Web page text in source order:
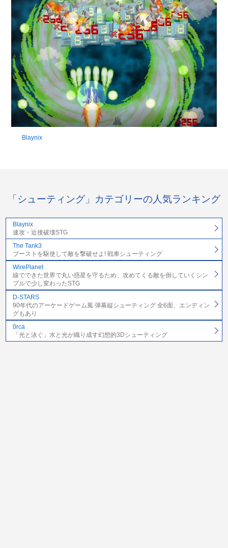
Blaynix
「シューティング」カテゴリーの人気ランキング
Blaynix
速攻・近接破壊STG
The Tank3
ブーストを駆使して敵を撃破せよ! 戦車シューティング
WirePlanet
線でできた世界で丸い惑星を守るため、攻めてくる敵を倒していくシン
プルで少し変わったSTG
D-STARS
90年代のアーケードゲーム風 弾幕縦シューティング 全6面、エンディン
グもあり
0rca
「光と泳ぐ」水と光が織り成す幻想的3Dシューティング